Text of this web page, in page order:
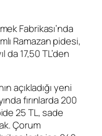
Fabrikası’nda
Ramazan pidesi,
da 17,50 TL’den
açıkladığı yeni
fırınlarda 200
25 TL, sade
Çorum